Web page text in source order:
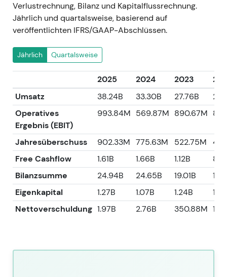
Verlustrechnung, Bilanz und Kapitalflussrechnung.
Jährlich und quartalsweise, basierend auf
veröffentlichten IFRS/GAAP-Abschlüssen.
Jährlich Quartalsweise
2025 2024 2023
Umsatz
38.24B 33.30B 27.76B
Operatives
Ergebnis (EBIT)
993.84M 569.87M 890.67M
Jahresüberschuss 902.33M 775.63M 522.75M
Free Cashflow
1.61B 1.66B 1.12B
Bilanzsumme
24.94B 24.65B 19.01B
Eigenkapital
1.27B 1.07B 1.24B
Nettoverschuldung 1.97B 2.76B 350.88M